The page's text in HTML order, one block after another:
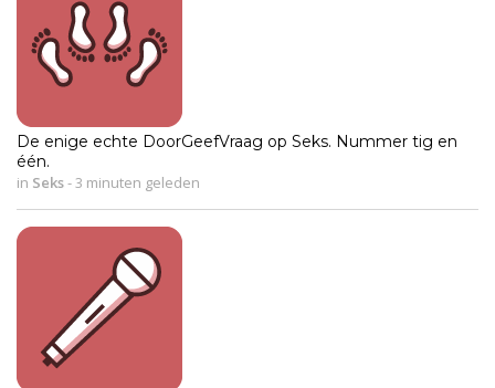
De enige echte DoorGeefVraag op Seks. Nummer tig en
één.
in Seks- 3 minuten geleden